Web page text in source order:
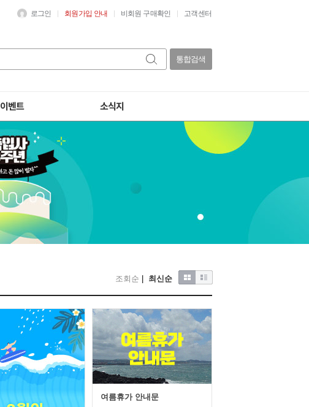
로그인 회원가입 안내 비회원 구매확인 고객센터
통합검색
이벤트 소식지
조회순 최신순
여름휴가 안내문